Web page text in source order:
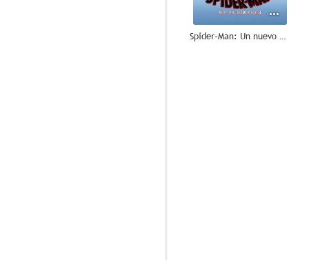
Spider-Man: Un nuevo universo